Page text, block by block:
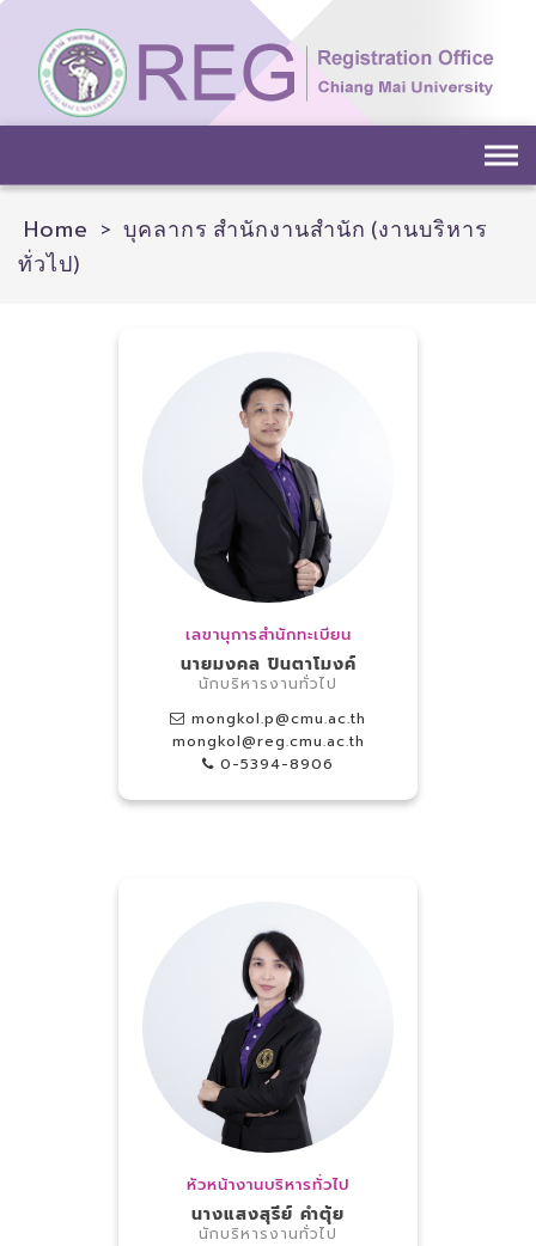
Skip
content
Home > บุคลากร สำนักงานสำนัก (งานบริหาร
ทั่วไป)
เลขานุการสำนักทะเบียน
นายมงคล ปินตาโมงค์
นักบริหารงานทั่วไป
mongkol.p@cmu.ac.th
mongkol@reg.cmu.ac.th
0-5394-8906
หัวหน้างานบริหารทั่วไป
นางแสงสุรีย์ คำตุ้ย
นักบริหารงานทั่วไป